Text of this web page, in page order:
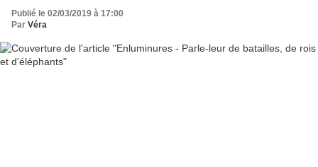
Publié le 02/03/2019 à 17:00
Par Véra